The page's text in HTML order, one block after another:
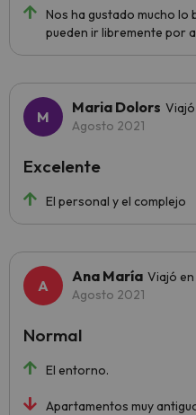
Nos ha gustado mucho lo
pueden ir libremente por
Maria Dolors
Agosto 2021
El personal y el complejo
Excelente
Ana María Viajó
Agosto 2021
El entorno.
Apartamentos muy
Normal